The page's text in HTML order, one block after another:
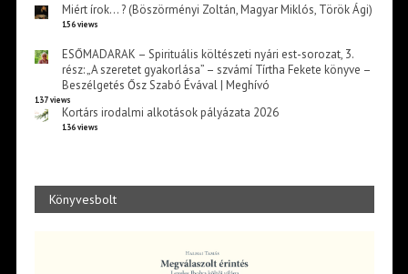
Miért írok… ? (Böszörményi Zoltán, Magyar Miklós, Török Ági)
156 views
ESŐMADARAK – Spirituális költészeti nyári est-sorozat, 3.
rész: „A szeretet gyakorlása” – szvámí Tírtha Fekete könyve –
Beszélgetés Ősz Szabó Évával | Meghívó
137 views
Kortárs irodalmi alkotások pályázata 2026
136 views
Könyvesbolt